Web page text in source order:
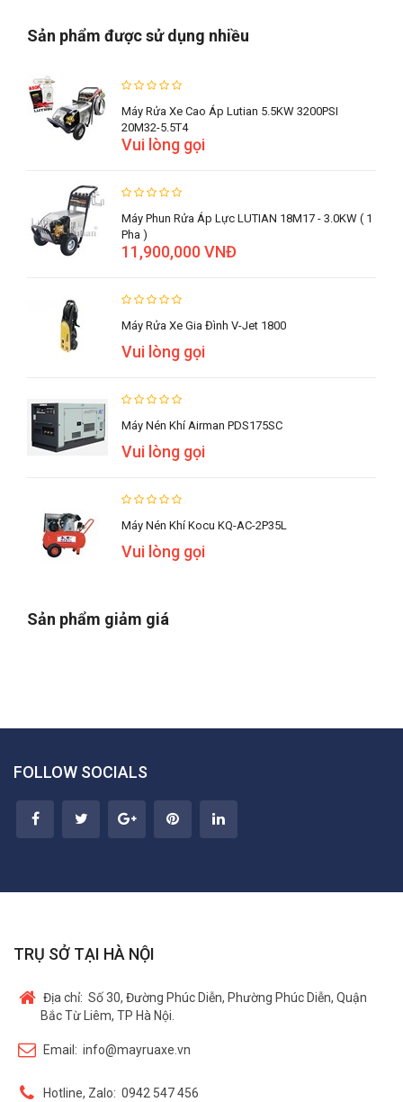
Sản phẩm được sử dụng nhiều
Máy Rửa Xe Cao Áp Lutian 5.5KW 3200PSI
20M32-5.5T4
Vui lòng gọi
Máy Phun Rửa Áp Lực LUTIAN 18M17 - 3.0KW ( 1
Pha )
11,900,000 VNĐ
Máy Rửa Xe Gia Đình V-Jet 1800
Vui lòng gọi
Máy Nén Khí Airman PDS175SC
Vui lòng gọi
Máy Nén Khí Kocu KQ-AC-2P35L
Vui lòng gọi
Sản phẩm giảm giá
FOLLOW SOCIALS
TRỤ SỞ TẠI HÀ NỘI
Địa chỉ: Số 30, Đường Phúc Diễn, Phường Phúc Diễn, Quận
Bắc Từ Liêm, TP Hà Nội.
Email: info@mayruaxe.vn
Hotline, Zalo: 0942 547 456